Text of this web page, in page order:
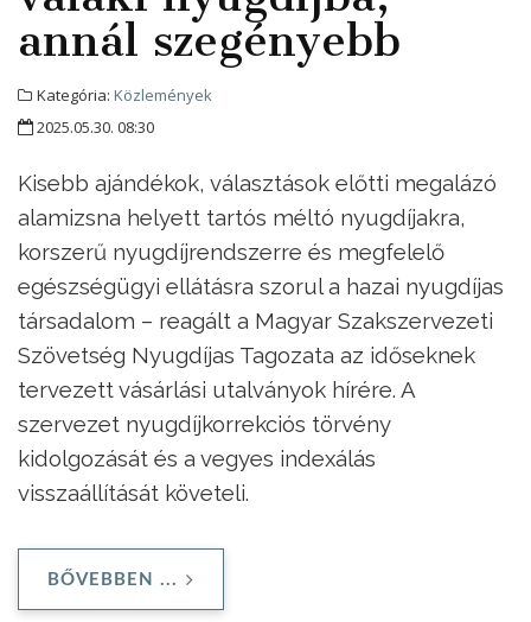
annál szegényebb
Kategória: Közlemények
2025.05.30. 08:30
Kisebb ajándékok, választások előtti megalázó
alamizsna helyett tartós méltó nyugdíjakra,
korszerű nyugdíjrendszerre és megfelelő
egészségügyi ellátásra szorul a hazai nyugdíjas
társadalom – reagált a Magyar Szakszervezeti
Szövetség Nyugdíjas Tagozata az időseknek
tervezett vásárlási utalványok hírére. A
szervezet nyugdíjkorrekciós törvény
kidolgozását és a vegyes indexálás
visszaállítását követeli.
BŐVEBBEN ...